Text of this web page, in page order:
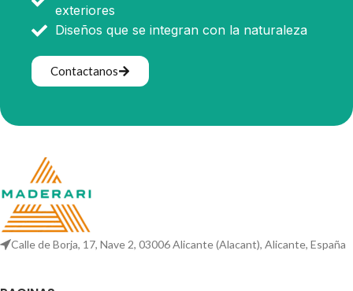
exteriores
Diseños que se integran con la naturaleza
Contactanos
Calle de Borja, 17, Nave 2, 03006 Alicante (Alacant), Alicante, España